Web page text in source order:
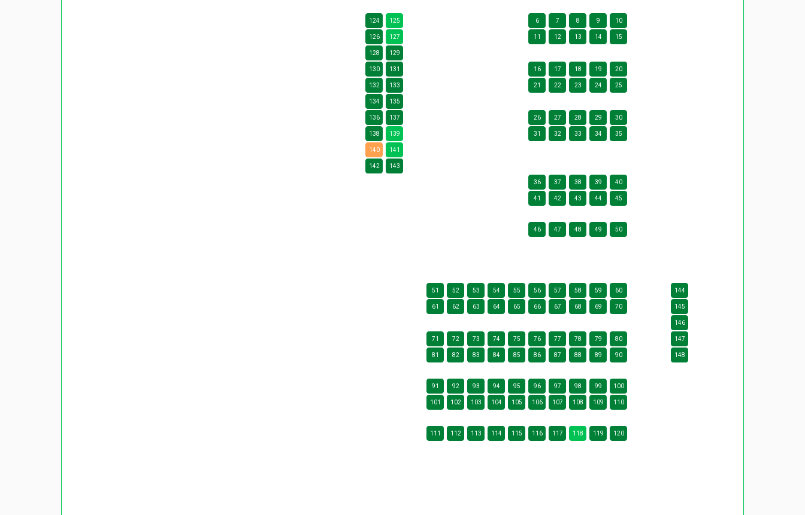
124 125 6 7 8 9 10
126 127 11 12 13 14 15
128 129
130 131 16 17 18 19 20
132 133 21 22 23 24 25
134 135
136 137 26 27 28 29 30
138 139 31 32 33 34 35
140 141
142 143
36 37 38 39 40
41 42 43 44 45
46 47 48 49 50
51 52 53 54 55 56 57 58 59 60 144
61 62 63 64 65 66 67 68 69 70 145
146
71 72 73 74 75 76 77 78 79 80 147
81 82 83 84 85 86 87 88 89 90 148
91 92 93 94 95 96 97 98 99 100
101 102 103 104 105 106 107 108 109 110
111 112 113 114 115 116 117 118 119 120